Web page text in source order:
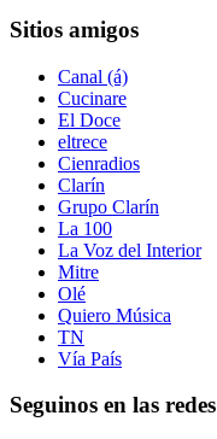
Sitios amigos
Canal (á)
Cucinare
El Doce
eltrece
Cienradios
Clarín
Grupo Clarín
La 100
La Voz del Interior
Mitre
Olé
Quiero Música
TN
Vía País
Seguinos en las redes